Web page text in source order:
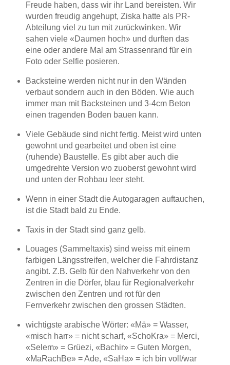
Freude haben, dass wir ihr Land bereisten. Wir
wurden freudig angehupt, Ziska hatte als PR-
Abteilung viel zu tun mit zurückwinken. Wir
sahen viele «Daumen hoch» und durften das
eine oder andere Mal am Strassenrand für ein
Foto oder Selfie posieren.
Backsteine werden nicht nur in den Wänden
verbaut sondern auch in den Böden. Wie auch
immer man mit Backsteinen und 3-4cm Beton
einen tragenden Boden bauen kann.
Viele Gebäude sind nicht fertig. Meist wird unten
gewohnt und gearbeitet und oben ist eine
(ruhende) Baustelle. Es gibt aber auch die
umgedrehte Version wo zuoberst gewohnt wird
und unten der Rohbau leer steht.
Wenn in einer Stadt die Autogaragen auftauchen,
ist die Stadt bald zu Ende.
Taxis in der Stadt sind ganz gelb.
Louages (Sammeltaxis) sind weiss mit einem
farbigen Längsstreifen, welcher die Fahrdistanz
angibt. Z.B. Gelb für den Nahverkehr von den
Zentren in die Dörfer, blau für Regionalverkehr
zwischen den Zentren und rot für den
Fernverkehr zwischen den grossen Städten.
wichtigste arabische Wörter: «Mä» = Wasser,
«misch harr» = nicht scharf, «SchoKra» = Merci,
«Selem» = Grüezi, «Bachir» = Guten Morgen,
«MaRachBe» = Ade, «SaHa» = ich bin voll/war